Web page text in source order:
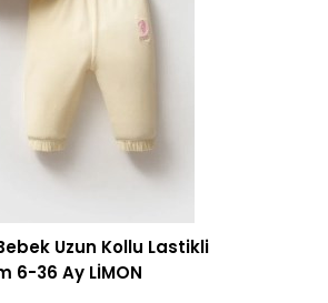
Uzun Kollu Lastikli
6-36 Ay LİMON